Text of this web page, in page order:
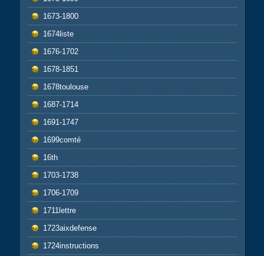
1673-1800
1674liste
1676-1702
1678-1851
1678toulouse
1687-1714
1691-1747
1699comté
16th
1703-1738
1706-1709
1711lettre
1723aixdefense
1724instructions